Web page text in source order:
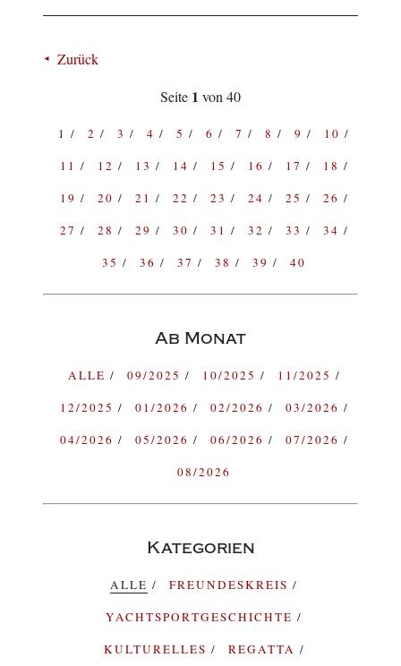
Zurück
Seite 1 von 40
1 2 3 4 5 6 7 8 9
10
11
12 13 14 15 16 17
18
19
20 21 22 23 24 25
26
27
28 29 30 31 32 33
34
35
36 37 38 39 40
Ab Monat
ALLE 09/2025 10/2025
11/2025
12/2025
01/2026 02/2026
03/2026
04/2026
05/2026 06/2026
07/2026
08/2026
Kategorien
ALLE
FREUNDESKREIS
YACHTSPORTGESCHICHTE
KULTURELLES
REGATTA